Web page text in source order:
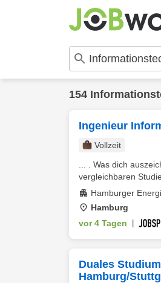
154
Ingenieur
Vollzeit
... . Was dich
vergleichbaren
Hamburger
Hamburg
vor 4 Tagen
Duales
Hamburg/